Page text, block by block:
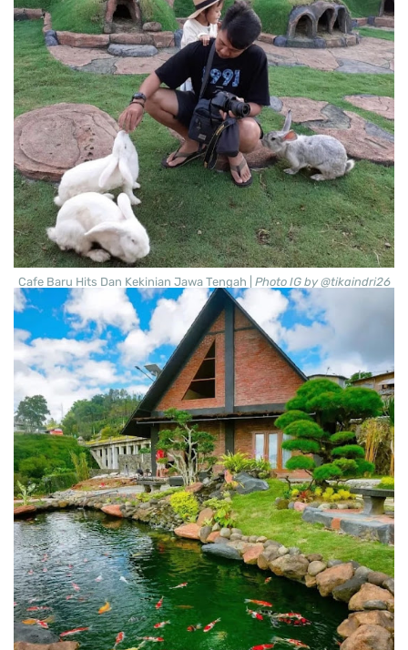
Cafe Baru Hits Dan Kekinian Jawa Tengah | Photo IG by @tikaindri26